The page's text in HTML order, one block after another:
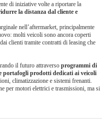
di iniziative volte a riportare la
la distanza dal cliente e
nell’aftermarket, principalmente
molti veicoli sono ancora coperti
clienti tramite contratti di leasing che
il futuro attraverso programmi di
portafogli prodotti dedicati ai veicoli
climatizzazione e sistemi frenanti.
per motori elettrici e trasmissioni, ma si